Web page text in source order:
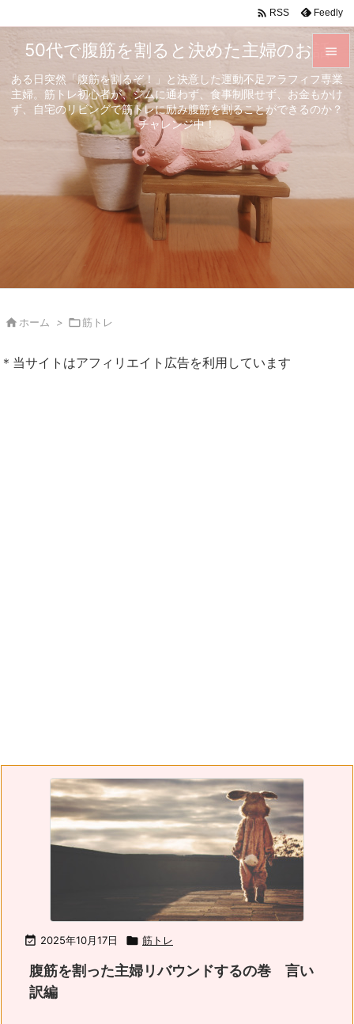
50代で腹筋を割ると決めた主婦のお話
ある日突然「腹筋を割るぞ！」と決意した運動不足アラフィフ専業
主婦。筋トレ初心者が、ジムに通わず、食事制限せず、お金もかけ
ず、自宅のリビングで筋トレに励み腹筋を割ることができるのか？
チャレンジ中！


メニュ
 RSS Feedly
 ホーム > 筋トレ
＊当サイトはアフィリエイト広告を利用しています
 2025年10月17日  筋トレ
腹筋を割った主婦リバウンドするの巻 言い
訳編